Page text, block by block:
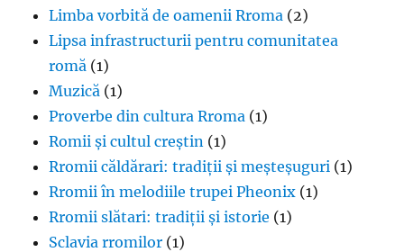
Limba vorbită de oamenii Rroma (2)
Lipsa infrastructurii pentru comunitatea
romă (1)
Muzică (1)
Proverbe din cultura Rroma (1)
Romii și cultul creștin (1)
Rromii căldărari: tradiții și meșteșuguri (1)
Rromii în melodiile trupei Pheonix (1)
Rromii slătari: tradiții și istorie (1)
Sclavia rromilor (1)